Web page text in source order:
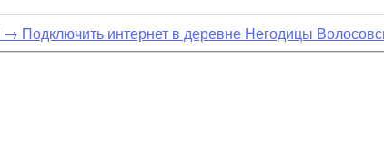
→ Подключить интернет в деревне Негодицы